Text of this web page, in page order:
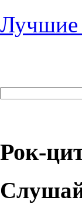
Лучшие
Рок-